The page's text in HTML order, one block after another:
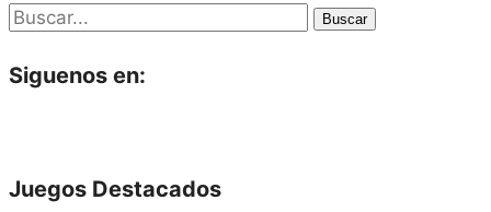
Buscar
Siguenos en:
Juegos Destacados